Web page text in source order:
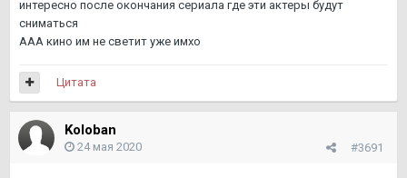
интересно после окончания сериала где эти актеры будут
сниматься
ААА кино им не светит уже имхо
Цитата
Koloban
#3691
24 мая 2020